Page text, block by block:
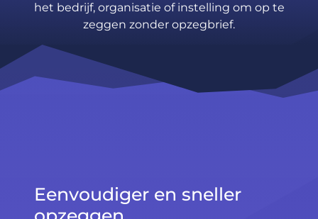
het bedrijf, organisatie of instelling om op te
zeggen zonder opzegbrief.
Eenvoudiger en sneller